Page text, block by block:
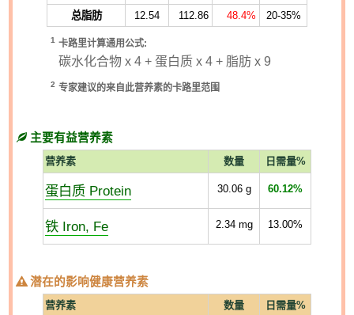
总脂肪
12.54 112.86 48.4% 20-35%
1 卡路里计算通用公式:
碳水化合物 x 4 + 蛋白质 x 4 + 脂肪 x 9
2 专家建议的来自此营养素的卡路里范围
主要有益营养素
营养素 数量 日需量%
蛋白质 Protein 30.06g 60.12%
铁 Iron, Fe 2.34mg 13.00%
潜在的影响健康营养素
营养素 数量 日需量%